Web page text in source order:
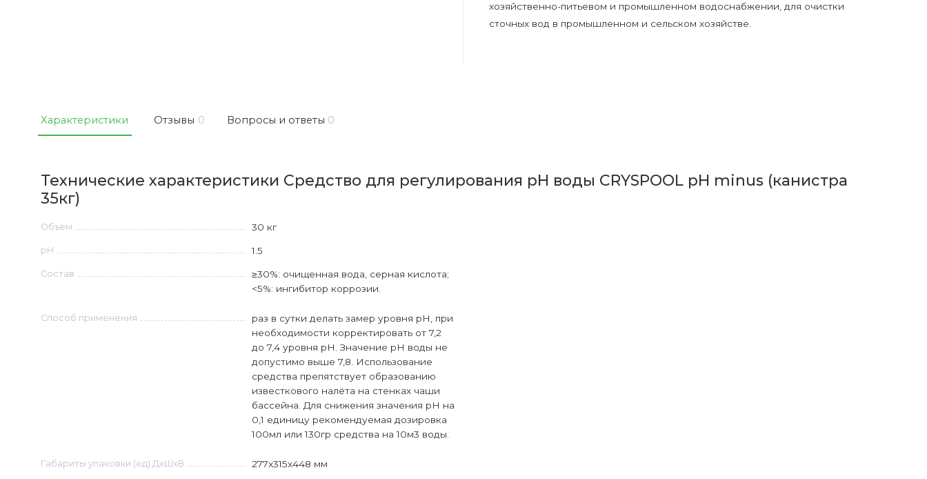
хозяйственно-питьевом и промышленном водоснабжении, для очистки
сточных вод в промышленном и сельском хозяйстве.
Характеристики Отзывы 0 Вопросы и ответы 0
Технические характеристики Средство для регулирования pH воды CRYSPOOL pH minus (канистра
35кг)
Объем 30 кг
рН 1.5
Состав
≥30%: очищенная вода, серная кислота;
<5%: ингибитор коррозии.
Способ применения
раз в сутки делать замер уровня pH, при
необходимости корректировать от 7,2
до 7,4 уровня pH. Значение pH воды не
допустимо выше 7,8. Использование
средства препятствует образованию
известкового налёта на стенках чаши
бассейна. Для снижения значения рН на
0,1 единицу рекомендуемая дозировка
100мл или 130гр средства на 10м3 воды.
Габариты упаковки (ед) ДхШхВ 277x315x448 мм